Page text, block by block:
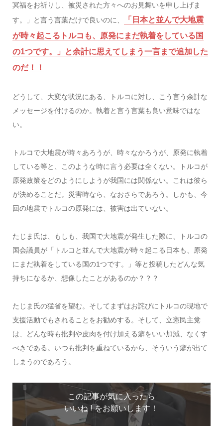
冥福をお祈りし、被災された方々へのお見舞いを申し上げま
す。」と言う言葉だけで良いのに、
「日本と並んで大地震
が時々起こるトルコも、原発にまだ執着をしている国
の1つです。」と余計に思えてしまう一言まで追加した
のだ！！
どうして、大変な状況にある、トルコに対し、こう言う余計な
メッセージを付けるのか。執着と言う言葉も良い意味ではな
い。
トルコで大地震が時々あろうが、時々なかろうが、原発に執着
している等と、このような時に言う必要は全くない。トルコが
原発政策をどのようにしようが我国には関係ない。これは彼ら
が決めることだ。災害時なら、なおさらであろう。しかも、今
回の地震でトルコの原発には、被害は出ていない。
たじま氏は、もしも、我国で大地震が発生した際に、トルコの
国会議員が「トルコと並んで大地震が時々起こる日本も、原発
にまだ執着をしている国の1つです。」等と投稿したどんな気
持ちになるか、想像したことがあるのか？？？
たじま氏の猛省を望む。そしてまずはお詫びにトルコの現地で
支援活動でもされることをお勧めする。そして、立憲民主党
は、どんな時も批判や皮肉を付け加える癖をいい加減、なくす
べきである。いつも批判を重ねているから、そういう癖が出て
しまうのであろう。
この記事が気に入ったら
いいね ! をお願いします！